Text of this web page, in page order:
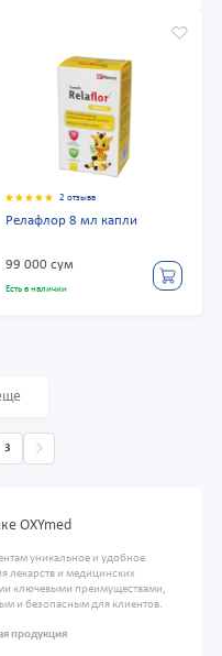
2 отзыва
Релафлор 8 мл капли
99 000 сум
Есть в наличии
3
OXYmed
уникальное и удобное
лекарств и медицинских
ключевыми преимуществами,
и безопасным для клиентов.
продукция